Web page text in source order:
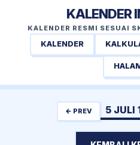
KALENDER
KALENDER RESMI SESUAI
KALENDER
← PREV 5 JULI